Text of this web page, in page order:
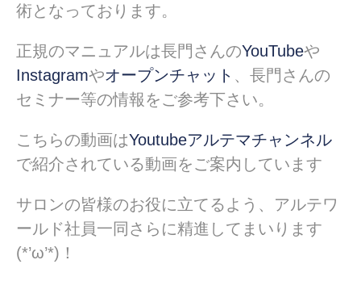
術となっております。
正規のマニュアルは長門さんのYouTubeや
Instagramやオープンチャット 、長門さんの
セミナー等の情報をご参考下さい。
こちらの動画はYoutubeアルテマチャンネル
で紹介されている動画をご案内しています
サロンの皆様のお役に立てるよう、アルテワ
ールド社員一同さらに精進してまいります
(*’ω’*)！